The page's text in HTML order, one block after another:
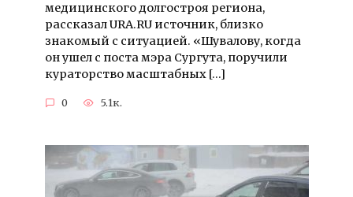
медицинского долгостроя региона,
рассказал URA.RU источник, близко
знакомый с ситуацией. «Шувалову, когда
он ушел с поста мэра Сургута, поручили
кураторство масштабных […]
0 5.1к.